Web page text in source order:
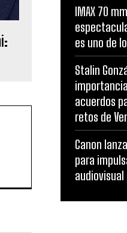
IMAX 70
es uno de
Stalin
acuerdos
retos de
Canon
para